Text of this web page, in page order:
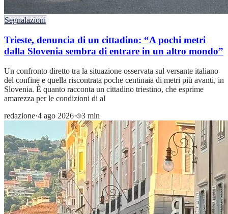
Segnalazioni
Trieste, denuncia di un cittadino: “A pochi metri
dalla Slovenia sembra di entrare in un altro mondo”
Un confronto diretto tra la situazione osservata sul versante italiano
del confine e quella riscontrata poche centinaia di metri più avanti, in
Slovenia. È quanto racconta un cittadino triestino, che esprime
amarezza per le condizioni di al
redazione·4 ago 2026· 3 min